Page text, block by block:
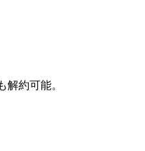
解約可能。